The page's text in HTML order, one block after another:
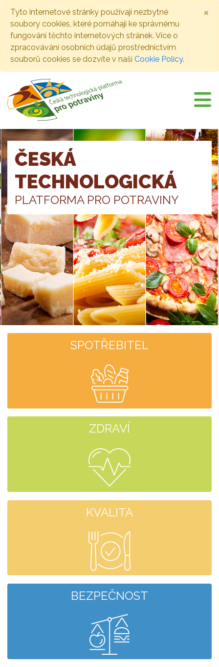
Tyto internetové stránky používají nezbytné
soubory cookies, které pomáhají ke správnému
fungování těchto internetových stránek. Více o
zpracovávání osobních údajů prostřednictvím
souborů cookies se dozvíte v naší Cookie Policy.
×
ČESKÁ
TECHNOLOGICKÁ
PLATFORMA PRO POTRAVINY
SPOTŘEBITEL
ZDRAVÍ
KVALITA
BEZPEČNOST